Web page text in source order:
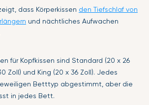
dass Körperkissen den Tiefschlaf von
und nächtliches Aufwachen
für Kopfkissen sind Standard (20 x 26
Zoll) und King (20 x 36 Zoll). Jedes
Betttyp abgestimmt, aber die
in jedes Bett.